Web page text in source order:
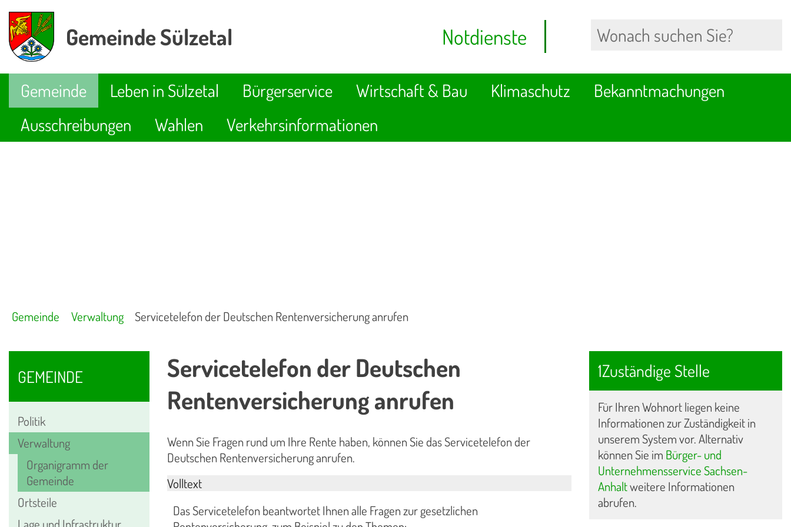
Gemeinde Sülzetal Notdienste
Gemeinde Leben in Sülzetal Bürgerservice Wirtschaft & Bau Klimaschutz
Bekanntmachungen
Ausschreibungen
Wahlen Verkehrsinformationen
Gemeinde Verwaltung Servicetelefon der Deutschen Rentenversicherung anrufen
GEMEINDE
Politik
Verwaltung
Organigramm der
Gemeinde
Ortsteile
Lage und Infrastruktur
Servicetelefon der Deutschen
Rentenversicherung anrufen
Wenn Sie Fragen rund um Ihre Rente haben, können Sie das Servicetelefon der
Deutschen Rentenversicherung anrufen.
Volltext
Das Servicetelefon beantwortet Ihnen alle Fragen zur gesetzlichen
1Zuständige Stelle
Für Ihren Wohnort liegen keine
Informationen zur Zuständigkeit in
unserem System vor. Alternativ
können Sie im Bürger- und
Unternehmensservice Sachsen-
Anhaltweitere Informationen
abrufen.